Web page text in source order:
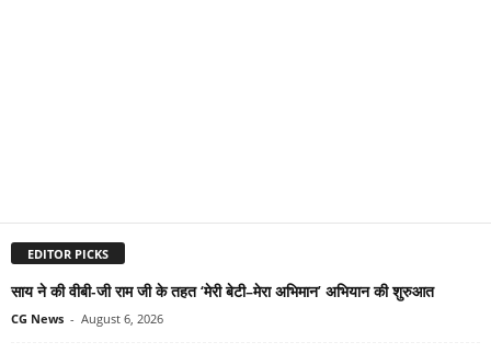
EDITOR PICKS
साय ने की वीबी-जी राम जी के तहत ‘मेरी बेटी–मेरा अभिमान’ अभियान की शुरुआत
CG News - August 6, 2026